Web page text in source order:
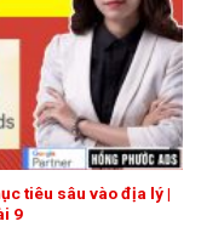
tiêu sâu vào địa lý |
9